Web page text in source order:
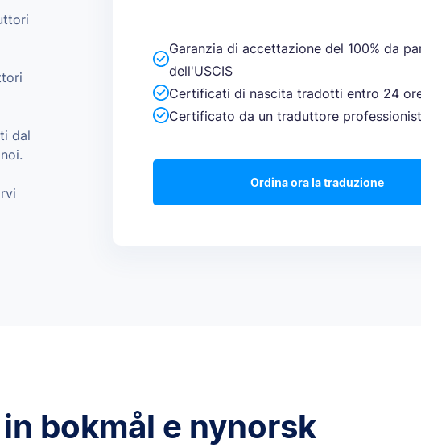
dal
Garanzia di accettazione del 100% da
dell'USCIS
Certificati di nascita tradotti entro 24
Certificato da un traduttore
Ordina ora la traduzione
bokmål e nynorsk